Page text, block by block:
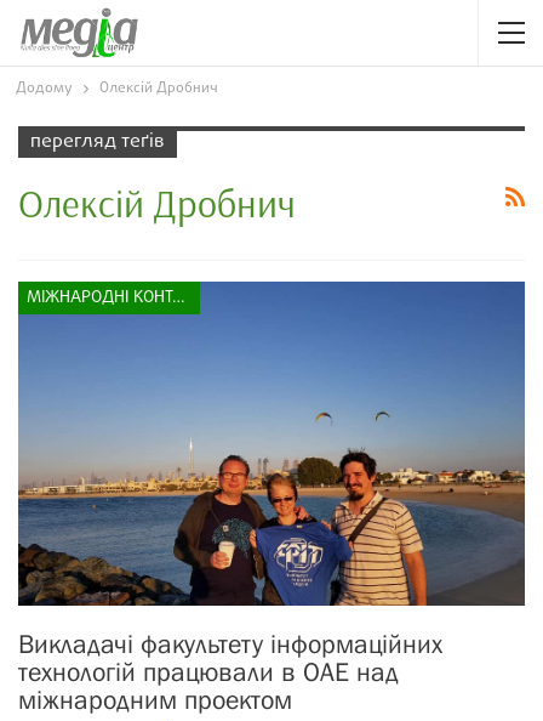
Додому Олексій Дробнич
перегляд теґів
Олексій Дробнич
МІЖНАРОДНІ КОНТАКТИ
Викладачі факультету інформаційних
технологій працювали в ОАЕ над
міжнародним проектом